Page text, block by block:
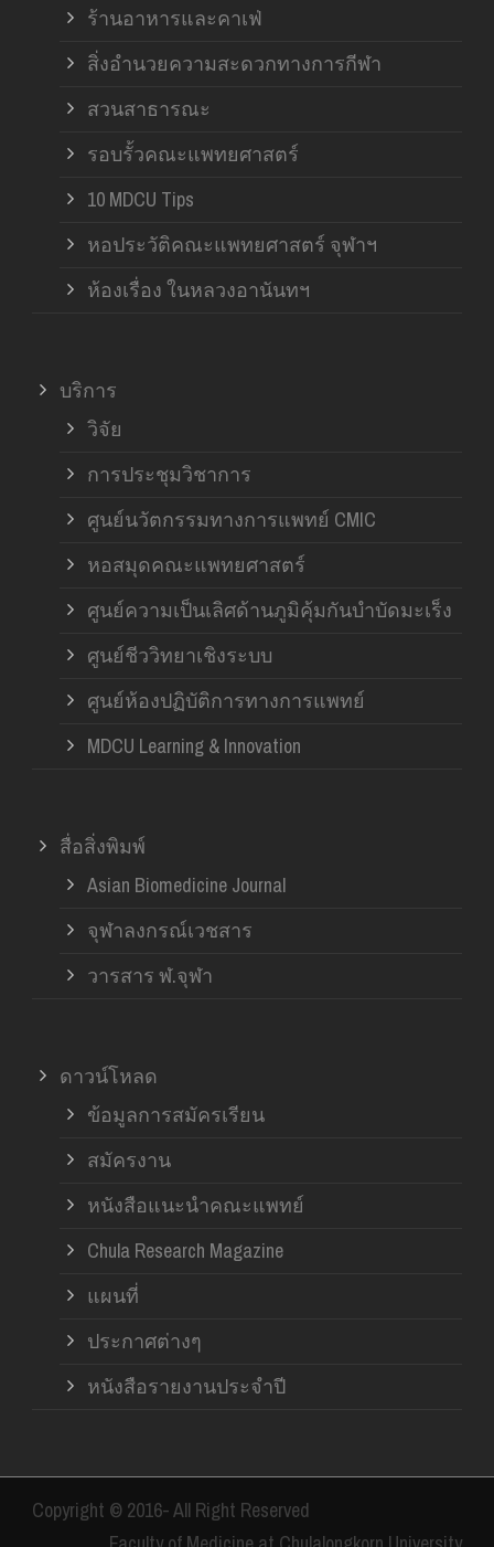
ร้านอาหารและคาเฟ่
สิ่งอำนวยความสะดวกทางการกีฬา
สวนสาธารณะ
รอบรั้วคณะแพทยศาสตร์
10 MDCU Tips
หอประวัติคณะแพทยศาสตร์ จุฬาฯ
ห้องเรื่อง ในหลวงอานันทฯ
บริการ
วิจัย
การประชุมวิชาการ
ศูนย์นวัตกรรมทางการแพทย์ CMIC
หอสมุดคณะแพทยศาสตร์
ศูนย์ความเป็นเลิศด้านภูมิคุ้มกันบำบัดมะเร็ง
ศูนย์ชีววิทยาเชิงระบบ
ศูนย์ห้องปฏิบัติการทางการแพทย์
MDCU Learning & Innovation
สื่อสิ่งพิมพ์
Asian Biomedicine Journal
จุฬาลงกรณ์เวชสาร
วารสาร ฬ.จุฬา
ดาวน์โหลด
ข้อมูลการสมัครเรียน
สมัครงาน
หนังสือแนะนำคณะแพทย์
Chula Research Magazine
แผนที่
ประกาศต่างๆ
หนังสือรายงานประจำปี
Copyright © 2016- All Right Reserved